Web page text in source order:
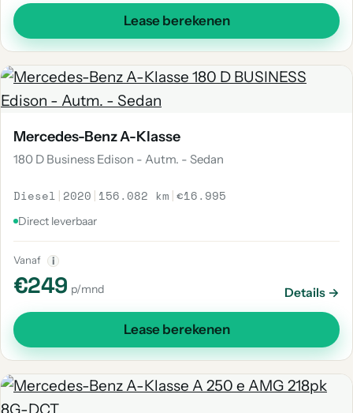
Lease berekenen
Mercedes-Benz A-Klasse
180 D Business Edison - Autm. - Sedan
Diesel | 2020 | 156.082 km |€16.995
Direct leverbaar
Vanaf i
€249 p/mnd Details →
Lease berekenen